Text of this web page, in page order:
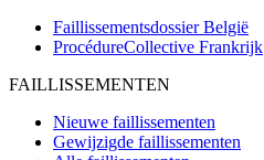
Faillissementsdossier België
ProcédureCollective Frankrijk
FAILLISSEMENTEN
Nieuwe faillissementen
Gewijzigde faillissementen